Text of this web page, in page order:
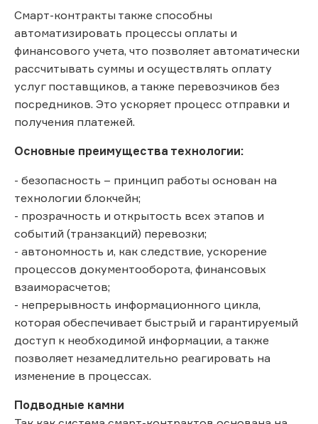
Смарт-контракты также способны
автоматизировать процессы оплаты и
финансового учета, что позволяет автоматически
рассчитывать суммы и осуществлять оплату
услуг поставщиков, а также перевозчиков без
посредников. Это ускоряет процесс отправки и
получения платежей.
Основные преимущества технологии:
- безопасность – принцип работы основан на
технологии блокчейн;
- прозрачность и открытость всех этапов и
событий (транзакций) перевозки;
- автономность и, как следствие, ускорение
процессов документооборота, финансовых
взаиморасчетов;
- непрерывность информационного цикла,
которая обеспечивает быстрый и гарантируемый
доступ к необходимой информации, а также
позволяет незамедлительно реагировать на
изменение в процессах.
Подводные камни